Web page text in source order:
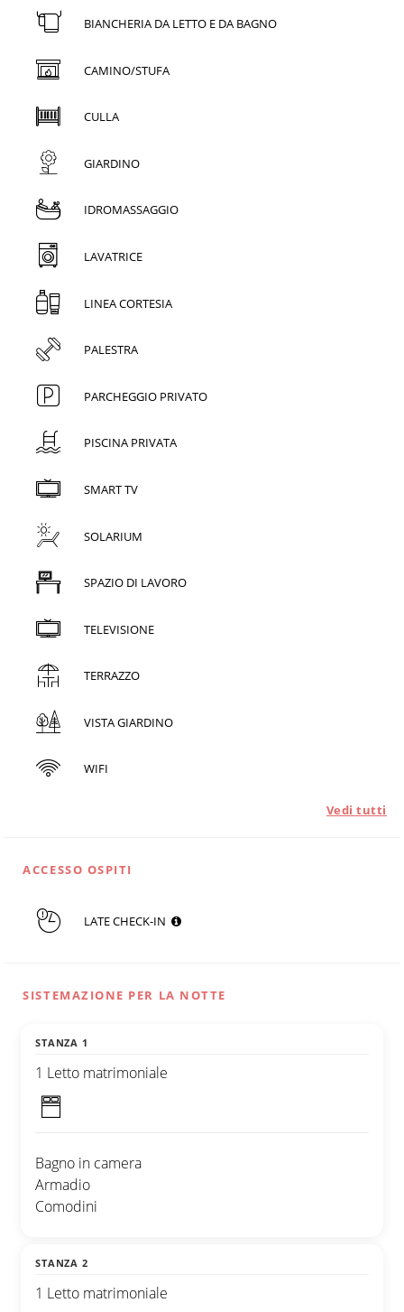
BIANCHERIA DA LETTO E DA BAGNO
CAMINO/STUFA
CULLA
GIARDINO
IDROMASSAGGIO
LAVATRICE
LINEA CORTESIA
PALESTRA
PARCHEGGIO PRIVATO
PISCINA PRIVATA
SMART TV
SOLARIUM
SPAZIO DI LAVORO
TELEVISIONE
TERRAZZO
VISTA GIARDINO
WIFI
Vedi tutti
ACCESSO OSPITI
LATE CHECK-IN
SISTEMAZIONE PER LA NOTTE
STANZA 1
1 Letto matrimoniale
Bagno in camera
Armadio
Comodini
STANZA 2
1 Letto matrimoniale